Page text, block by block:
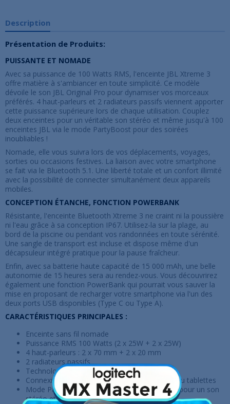
Description
Présentation de Produits:
PUISSANTE ET NOMADE
Avec sa puissance de 100 Watts RMS, l'enceinte JBL Xtreme 3
offre matière à s'ambiancer en toute simplicité. Ce modèle
dévoile le son JBL Original Pro pour dynamiser vos morceaux
préférés. 4 haut-parleurs et 2 radiateurs passifs viennent apporter
cette puissance supérieure lors de chaque utilisation. Couplez
deux enceintes pour un véritable son stéréo et même jusqu'à 100
enceintes JBL via le mode PartyBoost pour des soirées
inoubliables !
Nomade, elle vous suivra lors de vos déplacements, voyages,
sorties ou occasions festives. La liaison avec votre smartphone
se fait via le Bluetooth 5.1. Une liberté totale et un confort illimité
avec la possibilité de connecter simultanément deux appareils
mobiles.
CONCEPTION ÉTANCHE, FONCTION POWERBANK
Résistante, l'enceinte Bluetooth Xtreme 3 ne craint ni la poussière
ni l'eau grâce à sa conception IP67. Utilisez-la sur la plage, au
bord de la piscine ou pendant vos randonnées en toute sérénité.
Une sangle de transport est incluse et dispose même d'un
décapsuleur intégré pratique pour la pause fraîcheur.
Enfin, avec sa batterie haute capacité de 15 000 mAh, une belle
autonomie de 15 heures sera au rendez-vous. Vous découvrirez
également une fonction PowerBank qui pourrait vous sauver la
mise en proposant de recharger votre smartphone via l'un des
deux ports USB disponibles (Type C ou Type A).
CARACTÉRISTIQUES PRINCIPALES :
Enceinte sans fil nomade
Puissance RMS 100 Watts (2 x 25W + 2 x 25W)
4 haut-parleurs : 2 x 70 mm + 2 x 20 mm
2 radiateurs passifs
Technologie Bluetooth 5.1
Connexion simultanée de deux smartphones ou tablettes
Mode PartyBoost : connectez deux enceintes pour un son
stéréo et jusqu'à 100 enceintes compatibles